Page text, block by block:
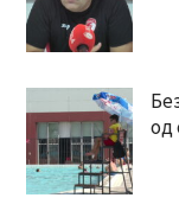
од